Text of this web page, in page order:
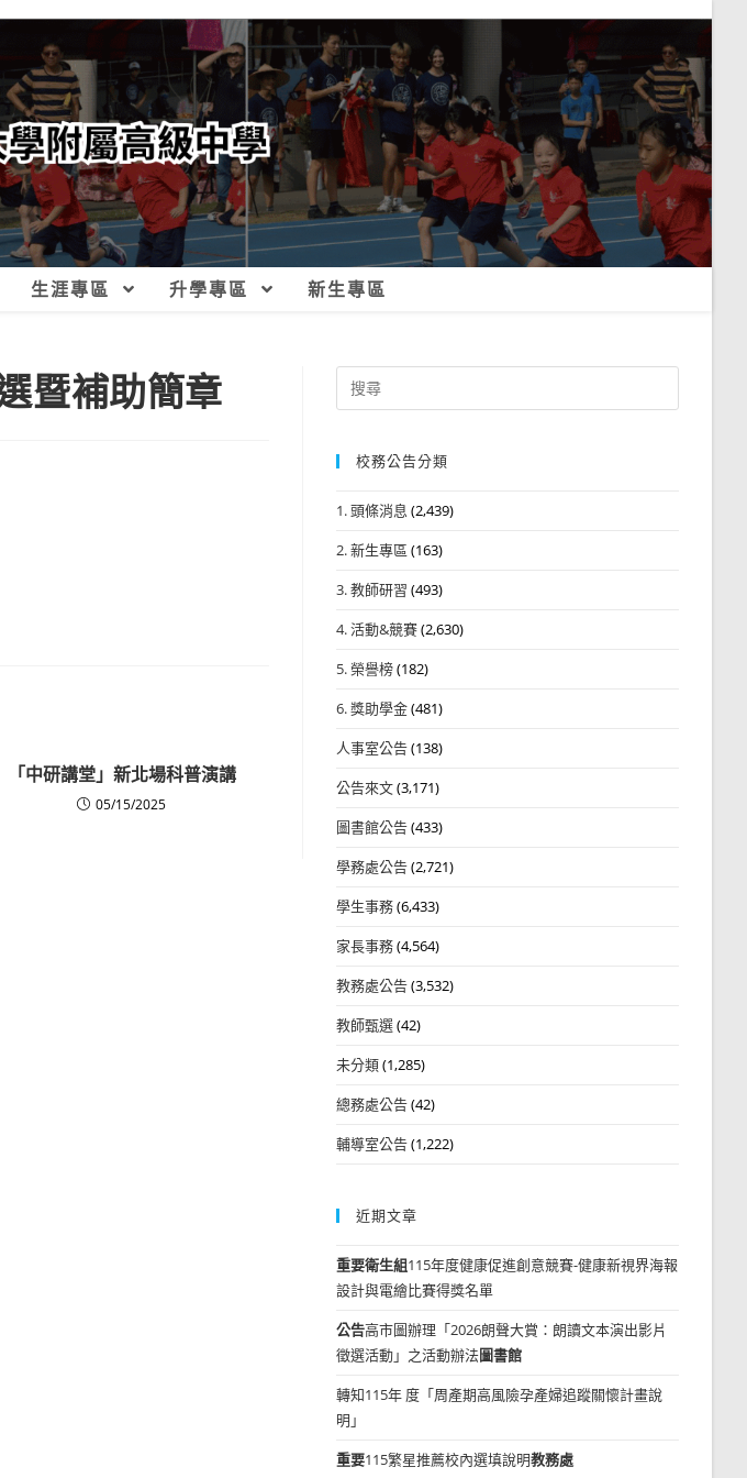
生涯專區 升學專區 新生專區
暨補助簡章
「中研講堂」新北場科普演講
05/15/2025
Search
for:
校務公告分類
1. 頭條消息 (2,439)
2. 新生專區 (163)
3. 教師研習 (493)
4. 活動&競賽(2,630)
5. 榮譽榜(182)
6. 獎助學金(481)
人事室公告(138)
公告來文(3,171)
圖書館公告(433)
學務處公告(2,721)
學生事務(6,433)
家長事務(4,564)
教務處公告(3,532)
教師甄選(42)
未分類(1,285)
總務處公告(42)
輔導室公告(1,222)
近期文章
重要衛生組115年度健康促進創意競賽-健康新視界海報
設計與電繪比賽得獎名單
公告高市圖辦理「2026朗聲大賞：朗讀文本演出影片
徵選活動」之活動辦法圖書館
轉知115年 度「周產期高風險孕產婦追蹤關懷計畫說
明」
重要115繁星推薦校內選填說明教務處